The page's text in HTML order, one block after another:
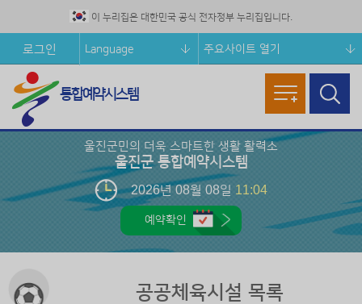
이 누리집은 대한민국 공식 전자정부 누리집입니다.
주요사이트 열기
통합예약시스템
로그인 Language
열기
울진군민의 더욱 스마트한 생활 활력소
울진군 통합예약시스템
2026년 08월 08일 11:04
예약확인
공공체육시설 목록